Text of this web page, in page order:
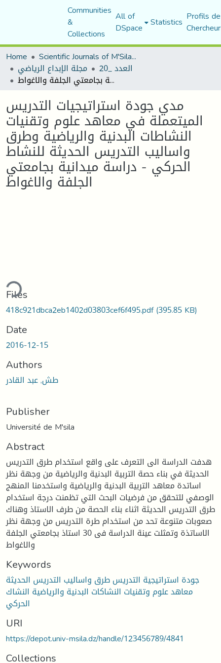
Communities
&
Collections
All of
DSpace Statistics Profils
Home
Scientific Journals of M'Sila University
مجلة الإبداع الرياضي العدد _20
مدي جودة استراتيجيات التدريس الميتعملة في معاهد علوم وتقنيات النشاطات البدنية والرياضية وطرق واساليب التدريس الحديثة للنشاط الحركي - دراسة ميدانية بجامعتي الجلفة والاغواط
مدي جودة استراتيجيات التدريس
الميتعملة في معاهد علوم وتقنيات
النشاطات البدنية والرياضية وطرق
واساليب التدريس الحديثة للنشاط
الحركي - دراسة ميدانية بجامعتي
الجلفة والاغواط
Files
418c921dbca2eb1402d03803cef6f495.pdf(395.85 KB)
Date
2016-12-15
Authors
طش, عبد القادر
Publisher
Université de M'sila
Abstract
هدفت الدراسة الى التعرف على واقع استخدام طرق التدريس
الحديثة في بناء حصة التربية البدنية والرياضية من وجهة نظر
اساتدة معاهد التربية البدنية والرياضية واستخدمنا المنهج
الوصفي للتحقق من فرضيات البحث التي تظمنت درجة استخدام
طرق التدريس الحديثة اثناء بناء الحصة من طرف الاستاذ وهناك
صعوبات متنوعة تحد من استخدام طرة التدريس من وجهة نظر
الاساتذة وتمثلت عينة الدراسة فى 30 استاذ بجامعتي الجلفة
والاغواط
Keywords
جودة استراتيجية التدريس طرق واساليب التدريس الحديثة
معاهد علوم وتقنيات النشاكات البدنية والرياضية النشاك
الحركي
URI
https://depot.univ-msila.dz/handle/123456789/4841
Collections